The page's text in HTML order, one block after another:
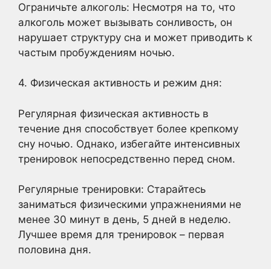
Ограничьте алкоголь: Несмотря на то, что
алкоголь может вызывать сонливость, он
нарушает структуру сна и может приводить к
частым пробуждениям ночью.
4. Физическая активность и режим дня:
Регулярная физическая активность в
течение дня способствует более крепкому
сну ночью. Однако, избегайте интенсивных
тренировок непосредственно перед сном.
Регулярные тренировки: Старайтесь
заниматься физическими упражнениями не
менее 30 минут в день, 5 дней в неделю.
Лучшее время для тренировок – первая
половина дня.